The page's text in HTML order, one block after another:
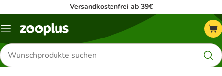
Versandkostenfrei ab 39€
Menü
Produkte
suchen